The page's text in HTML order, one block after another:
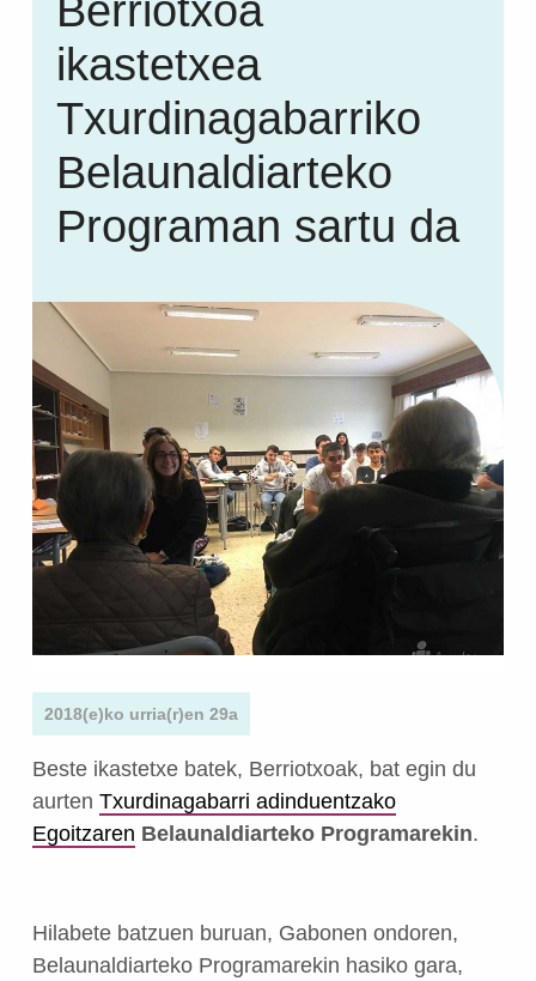
Berriotxoa
ikastetxea
Txurdinagabarriko
Belaunaldiarteko
Programan sartu da
2018(e)ko urria(r)en 29a
Beste ikastetxe batek, Berriotxoak, bat egin du
aurten Txurdinagabarri adinduentzako
Egoitzaren Belaunaldiarteko Programarekin.
Hilabete batzuen buruan, Gabonen ondoren,
Belaunaldiarteko Programarekin hasiko gara,